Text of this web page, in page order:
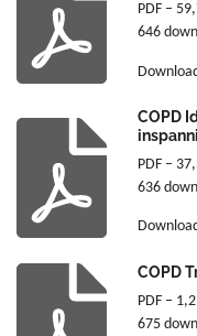
PDF –
646
COPD
PDF –
636
COPD
PDF –
675